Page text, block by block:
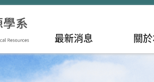
最新消息 關